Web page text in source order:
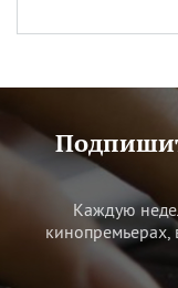
Каждую
кинопремьерах,